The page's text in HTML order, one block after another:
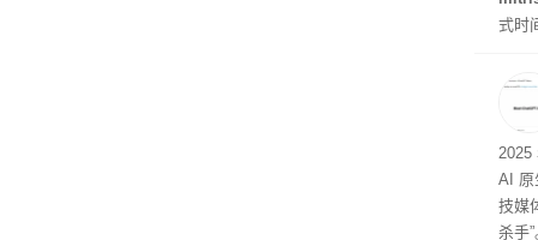
式时
2025
AI 原
技媒
杀手